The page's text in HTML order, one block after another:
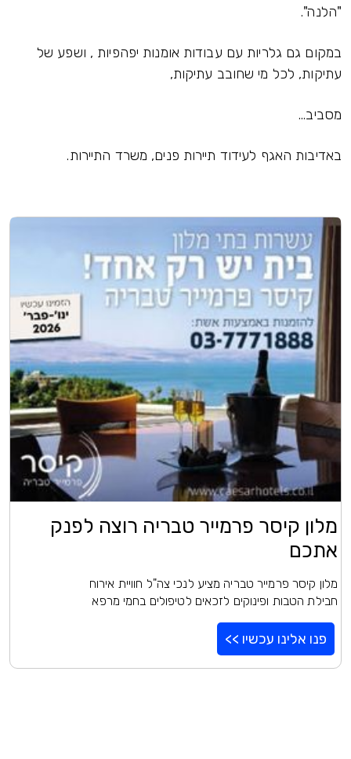
"הלנה".
במקום גם גלריות עם עבודות אומנות יפהפיות , ושפע של
עתיקות, לכל מי שחובב עתיקות,
מסביב...
באדיבות האגף לעידוד תיירות פנים, משרד התיירות.
מלון קיסר פרמייר טבריה רוצה לפנק
אתכם
מלון קיסר פרמייר טבריה מציע לנכי צה"ל חוויית אירוח
חבילת הטבות ופינוקים לזכאים לטיפולים בחמי מרפא
פנו אלינו עכשיו >>